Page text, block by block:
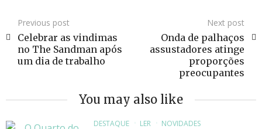
Previous post
Celebrar as vindimas
no The Sandman após
um dia de trabalho
Next post
Onda de palhaços
assustadores atinge
proporções
preocupantes
You may also like
DESTAQUE LER NOVIDADES